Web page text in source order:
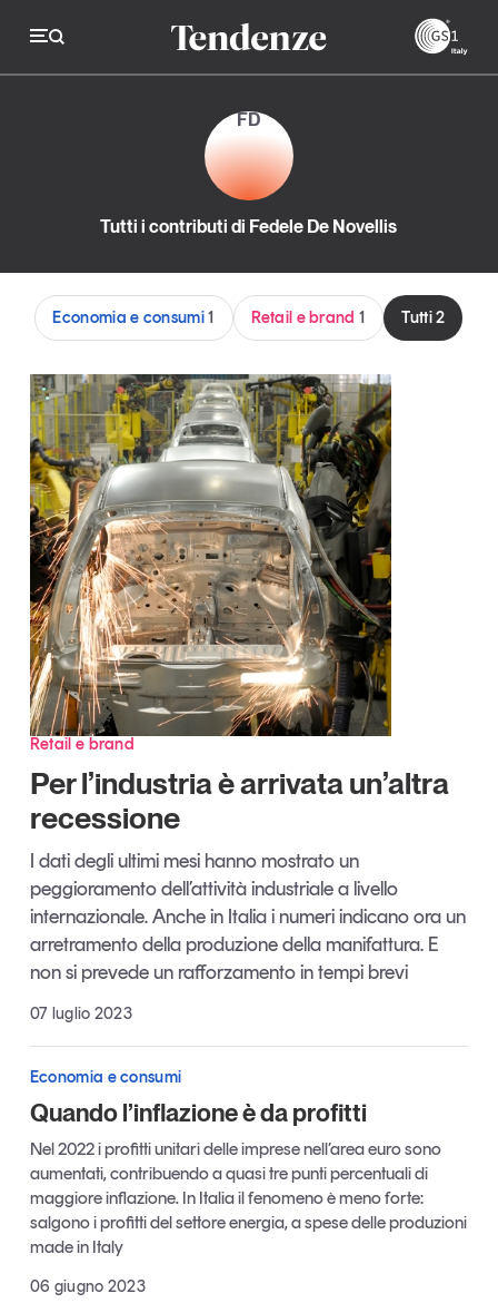
Tendenze
Economia e consumi
Logistica
Retail e brand
Sostenibilità
Grandi temi
Magazine
Articoli
Opinioni
Dossier
Il Numero
Interviste
Comunicati stampa
Video
Podcast
Studi e ricerche
Tutti gli studi e le ricerche
Eventi e formazione
Chi siamo
Newsletter
Contatti
Tendenze Journal
La nostra newsletter nella tua email
Iscriviti
FD
Tutti i contributi di Fedele De Novellis
Economia e consumi1 Retail e brand 1 Tutti2
Retail e brand
Per l’industria è arrivata un’altra
recessione
I dati degli ultimi mesi hanno mostrato un
peggioramento dell’attività industriale a livello
internazionale. Anche in Italia i numeri indicano ora un
arretramento della produzione della manifattura. E
non si prevede un rafforzamento in tempi brevi
07 luglio 2023
Economia e consumi
Quando l’inflazione è da profitti
Nel 2022 i profitti unitari delle imprese nell’area euro sono
aumentati, contribuendo a quasi tre punti percentuali di
maggiore inflazione. In Italia il fenomeno è meno forte:
salgono i profitti del settore energia, a spese delle produzioni
made in Italy
06 giugno 2023